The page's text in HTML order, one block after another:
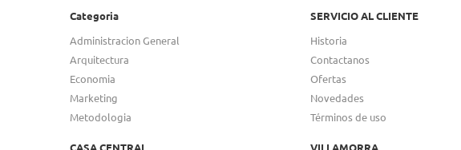
Categoria
Administracion General
Arquitectura
Economia
Marketing
Metodologia
SERVICIO AL CLIENTE
Historia
Contactanos
Ofertas
Novedades
Términos de uso
CASA CENTRAL VILLAMORRA